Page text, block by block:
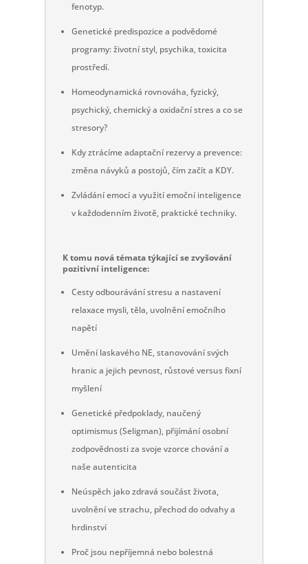
fenotyp.
Genetické predispozice a podvědomé
programy: životní styl, psychika, toxicita
prostředí.
Homeodynamická rovnováha, fyzický,
psychický, chemický a oxidační stres a co se
stresory?
Kdy ztrácíme adaptační rezervy a prevence:
změna návyků a postojů, čím začít a KDY.
Zvládání emocí a využití emoční inteligence
v každodenním životě, praktické techniky.
K tomu nová témata týkající se zvyšování
pozitivní inteligence:
Cesty odbourávání stresu a nastavení
relaxace mysli, těla, uvolnění emočního
napětí
Umění laskavého NE, stanovování svých
hranic a jejich pevnost, růstové versus fixní
myšlení
Genetické předpoklady, naučený
optimismus (Seligman), přijímání osobní
zodpovědnosti za svoje vzorce chování a
naše autenticita
Neúspěch jako zdravá součást života,
uvolnění ve strachu, přechod do odvahy a
hrdinství
Proč jsou nepříjemná nebo bolestná